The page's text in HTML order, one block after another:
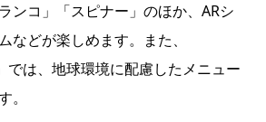
ンコ」「スピナー」のほか、ARシ
などが楽しめます。また、
では、地球環境に配慮したメニュー
。